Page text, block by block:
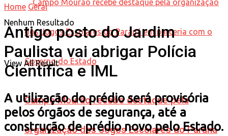
Campo Mourão recebe destaque pela
organização dos Jogos Escolares do Paraná
Nenhum Resultado
View All Result
Home Geral
Antigo posto do Jardim
Paulista vai abrigar Polícia
Científica e IML
A utilização do prédio será provisória
pelos órgãos de segurança, até a
construção de prédio novo pelo Estado.